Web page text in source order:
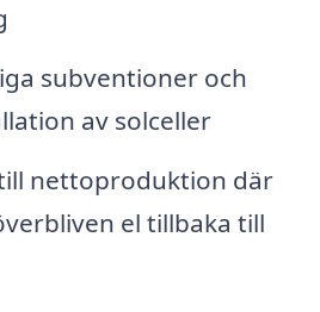
subventioner och
av solceller
nettoproduktion där
el tillbaka till